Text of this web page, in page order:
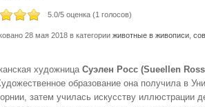
5.0/5 оценка (1 голосов)
28 мая 2018 в категории животные в живописи
художница Суэлен Росс (Sueellen
образование она получила в
затем училась искусству иллюстрации